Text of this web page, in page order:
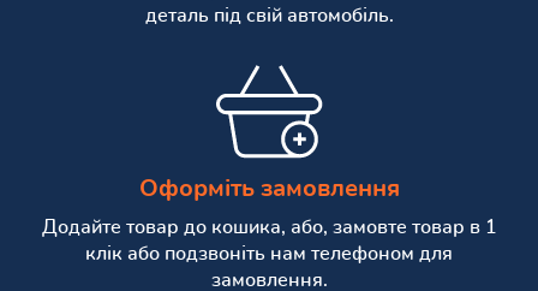
деталь під свій автомобіль.
Оформіть замовлення
Додайте товар до кошика, або, замовте товар в 1
клік або подзвоніть нам телефоном для
замовлення.